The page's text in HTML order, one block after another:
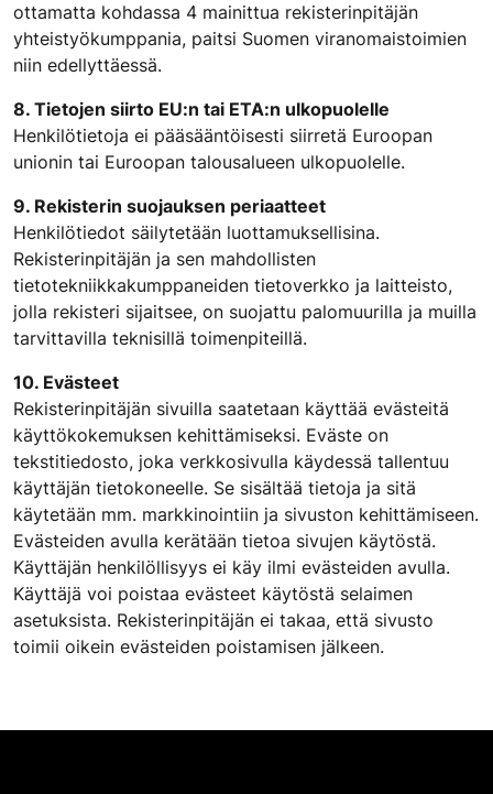
ottamatta kohdassa 4 mainittua rekisterinpitäjän
yhteistyökumppania, paitsi Suomen viranomaistoimien
niin edellyttäessä.
8. Tietojen siirto EU:n tai ETA:n ulkopuolelle
Henkilötietoja ei pääsääntöisesti siirretä Euroopan
unionin tai Euroopan talousalueen ulkopuolelle.
9. Rekisterin suojauksen periaatteet
Henkilötiedot säilytetään luottamuksellisina.
Rekisterinpitäjän ja sen mahdollisten
tietotekniikkakumppaneiden tietoverkko ja laitteisto,
jolla rekisteri sijaitsee, on suojattu palomuurilla ja muilla
tarvittavilla teknisillä toimenpiteillä.
10. Evästeet
Rekisterinpitäjän sivuilla saatetaan käyttää evästeitä
käyttökokemuksen kehittämiseksi. Eväste on
tekstitiedosto, joka verkkosivulla käydessä tallentuu
käyttäjän tietokoneelle. Se sisältää tietoja ja sitä
käytetään mm. markkinointiin ja sivuston kehittämiseen.
Evästeiden avulla kerätään tietoa sivujen käytöstä.
Käyttäjän henkilöllisyys ei käy ilmi evästeiden avulla.
Käyttäjä voi poistaa evästeet käytöstä selaimen
asetuksista. Rekisterinpitäjän ei takaa, että sivusto
toimii oikein evästeiden poistamisen jälkeen.